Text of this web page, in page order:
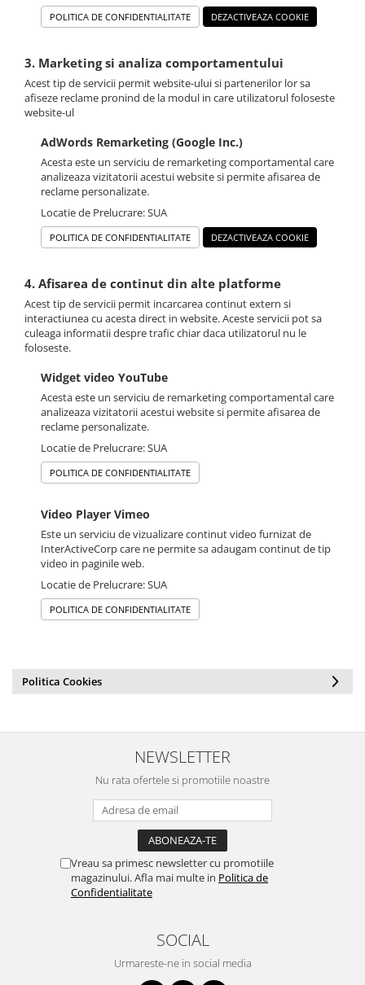
POLITICA DE CONFIDENTIALITATE DEZACTIVEAZA COOKIE
3. Marketing si analiza comportamentului
Acest tip de servicii permit website-ului si partenerilor lor sa
afiseze reclame pronind de la modul in care utilizatorul foloseste
website-ul
AdWords Remarketing (Google Inc.)
Acesta este un serviciu de remarketing comportamental care
analizeaza vizitatorii acestui website si permite afisarea de
reclame personalizate.
Locatie de Prelucrare: SUA
POLITICA DE CONFIDENTIALITATE DEZACTIVEAZA COOKIE
4. Afisarea de continut din alte platforme
Acest tip de servicii permit incarcarea continut extern si
interactiunea cu acesta direct in website. Aceste servicii pot sa
culeaga informatii despre trafic chiar daca utilizatorul nu le
foloseste.
Widget video YouTube
Acesta este un serviciu de remarketing comportamental care
analizeaza vizitatorii acestui website si permite afisarea de
reclame personalizate.
Locatie de Prelucrare: SUA
POLITICA DE CONFIDENTIALITATE
Video Player Vimeo
Este un serviciu de vizualizare continut video furnizat de
InterActiveCorp care ne permite sa adaugam continut de tip
video in paginile web.
Locatie de Prelucrare: SUA
POLITICA DE CONFIDENTIALITATE
Politica Cookies
NEWSLETTER
Nu rata ofertele si promotiile noastre
Vreau sa primesc newsletter cu promotiile
magazinului. Afla mai multe in Politica de
Confidentialitate
SOCIAL
Urmareste-ne in social media